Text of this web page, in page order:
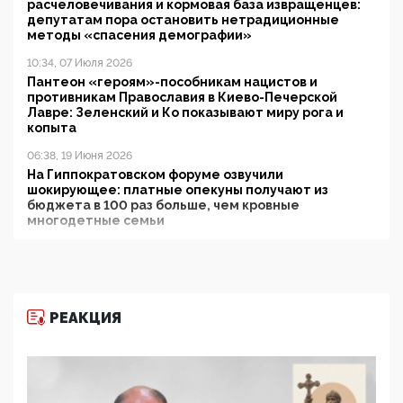
расчеловечивания и кормовая база извращенцев:
депутатам пора остановить нетрадиционные
методы «спасения демографии»
10:34, 07 Июля 2026
Пантеон «героям»-пособникам нацистов и
противникам Православия в Киево-Печерской
Лавре: Зеленский и Ко показывают миру рога и
копыта
06:38, 19 Июня 2026
На Гиппократовском форуме озвучили
шокирующее: платные опекуны получают из
бюджета в 100 раз больше, чем кровные
многодетные семьи
11:53, 09 Июня 2026
деятельность ИИТО ЮНЕСКО в России, но
цифроглобалисты продолжают определять
повестку в образовании
РЕАКЦИЯ